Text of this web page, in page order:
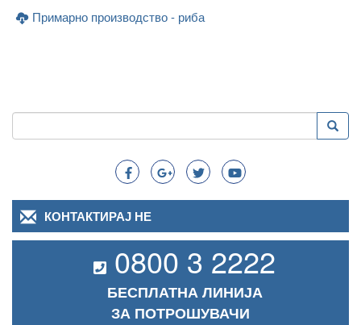
Примарно производство - риба
Search
Пребарување
КОНТАКТИРАЈ НЕ
0800 3 2222
БЕСПЛАТНА ЛИНИЈА
ЗА ПОТРОШУВАЧИ